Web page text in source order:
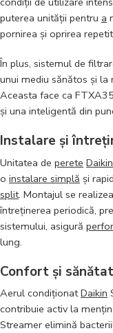
puterea unității pentru a
pornirea și oprirea
În plus, sistemul de
unui mediu sănătos și
Aceasta face ca
și una inteligentă din
Instalare și
Unitatea de perete Daikin
o instalare simplă și
split. Montajul se
întreținerea periodică,
sistemului, asigură
lung.
Confort și
Aerul condiționatDaikin
contribuie activ la
Streamer elimină